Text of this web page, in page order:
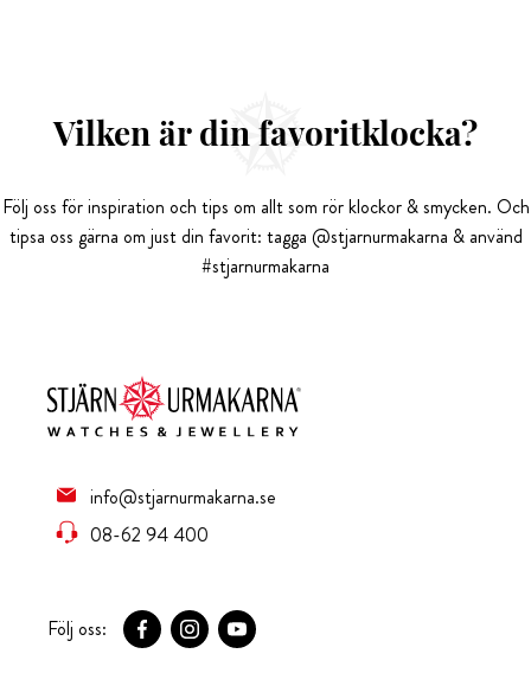
Vilken är din favoritklocka?
Följ oss för inspiration och tips om allt som rör klockor & smycken. Och
tipsa oss gärna om just din favorit: tagga @stjarnurmakarna & använd
#stjarnurmakarna
info@stjarnurmakarna.se
08-62 94 400
Följ oss: